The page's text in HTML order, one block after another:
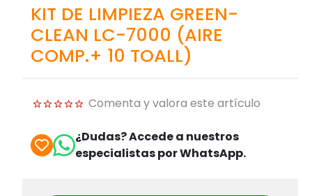
KIT DE LIMPIEZA GREEN-
CLEAN LC-7000 (AIRE
COMP.+ 10 TOALL)
Comenta y valora este artículo
¿Dudas? Accede a nuestros
especialistas por WhatsApp.